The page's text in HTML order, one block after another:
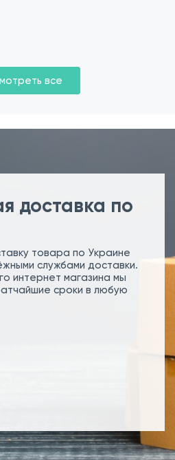
все
доставка по
товара по Украине
службами доставки.
интернет магазина мы
сроки в любую